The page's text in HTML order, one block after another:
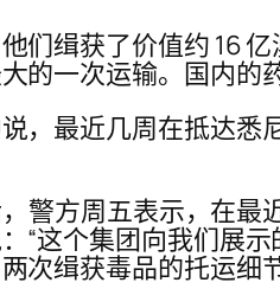
们缉获了价值约 16
的一次运输。国内的药
，最近几周在抵达
警方周五表示，在
“这个集团向我们展
次缉获毒品的托运细